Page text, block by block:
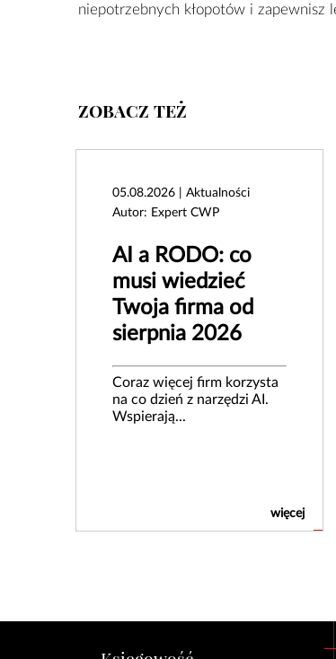
niepotrzebnych kłopotów i zapewnisz
ZOBACZ TEŻ
05.08.2026 | Aktualności
Autor: Expert CWP
AI a RODO: co
musi wiedzieć
Twoja firma od
sierpnia 2026
Coraz więcej firm korzysta
na co dzień z narzędzi AI.
Wspierają...
więcej